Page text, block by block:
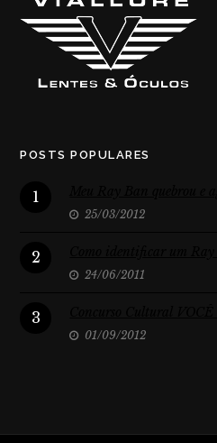
POSTS POPULARES
1
25/03/2012
2
24/06/2011
3
01/09/2012